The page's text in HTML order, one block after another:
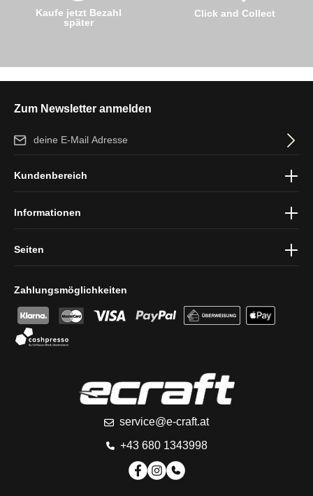
Kaufe jetzt Bezahl
später
Click and Collect
Zum Newsletter anmelden
E-Mail-Adresse*
und dieAGBgelesen und bin mit ihnen einverstanden.
Zahlungsmöglichkeiten
service@e-craft.at
+43 680 1343998
Kundenbereich
Informationen
Seiten